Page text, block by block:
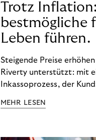
Trotz
bestmögliche
Leben führen.
Steigende Preise
Riverty unterstützt: mit
Inkassoprozess, der
Finanzbildung ermöglicht.
MEHR LESEN